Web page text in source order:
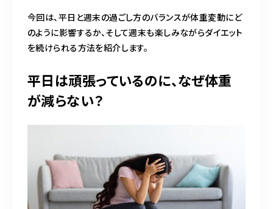
今回は、平日と週末の過ごし方のバランスが体重変動にど
のように影響するか、そして週末も楽しみながらダイエット
を続けられる方法を紹介します。
平日は頑張っているのに、なぜ体重
が減らない？